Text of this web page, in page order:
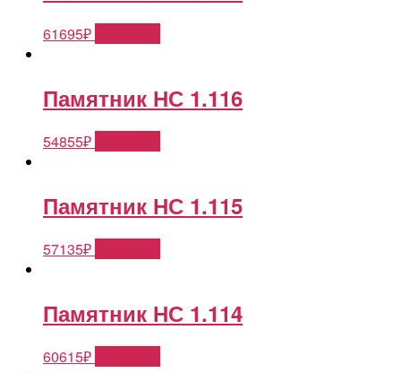
61695₽
Памятник НС 1.116
54855₽
Памятник НС 1.115
57135₽
Памятник НС 1.114
60615₽